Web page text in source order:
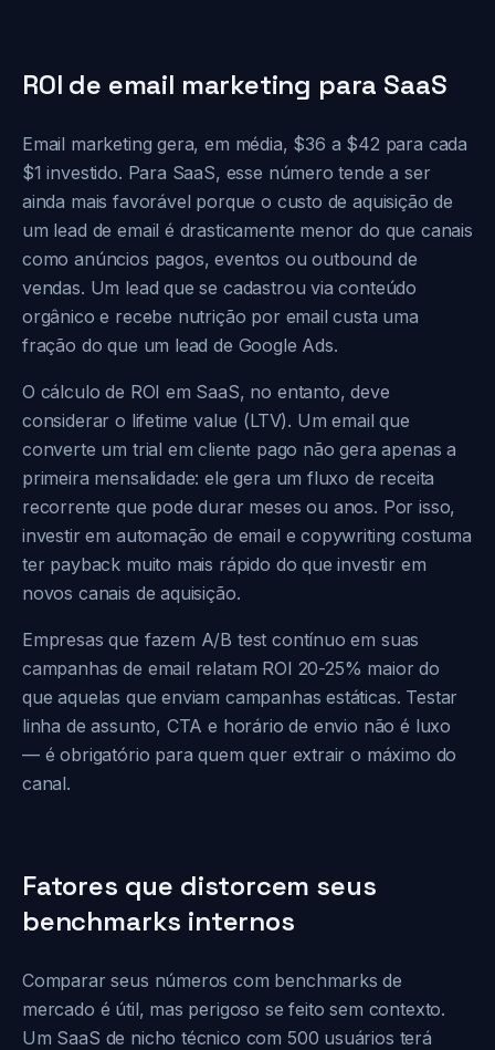
ROI de email marketing para SaaS
Email marketing gera, em média, $36 a $42 para cada
$1 investido. Para SaaS, esse número tende a ser
ainda mais favorável porque o custo de aquisição de
um lead de email é drasticamente menor do que canais
como anúncios pagos, eventos ou outbound de
vendas. Um lead que se cadastrou via conteúdo
orgânico e recebe nutrição por email custa uma
fração do que um lead de Google Ads.
O cálculo de ROI em SaaS, no entanto, deve
considerar o lifetime value (LTV). Um email que
converte um trial em cliente pago não gera apenas a
primeira mensalidade: ele gera um fluxo de receita
recorrente que pode durar meses ou anos. Por isso,
investir em automação de email e copywriting costuma
ter payback muito mais rápido do que investir em
novos canais de aquisição.
Empresas que fazem A/B test contínuo em suas
campanhas de email relatam ROI 20-25% maior do
que aquelas que enviam campanhas estáticas. Testar
linha de assunto, CTA e horário de envio não é luxo
— é obrigatório para quem quer extrair o máximo do
canal.
Fatores que distorcem seus
benchmarks internos
Comparar seus números com benchmarks de
mercado é útil, mas perigoso se feito sem contexto.
Um SaaS de nicho técnico com 500 usuários terá